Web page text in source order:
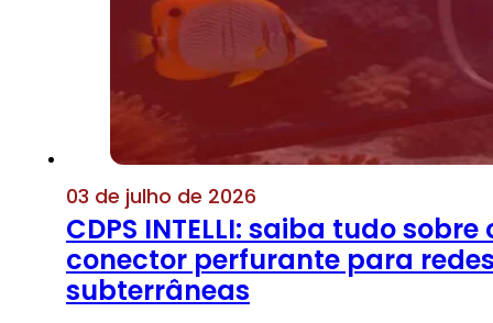
03 de julho de 2026
CDPS INTELLI: saiba tudo sobre
conector perfurante para
subterrâneas